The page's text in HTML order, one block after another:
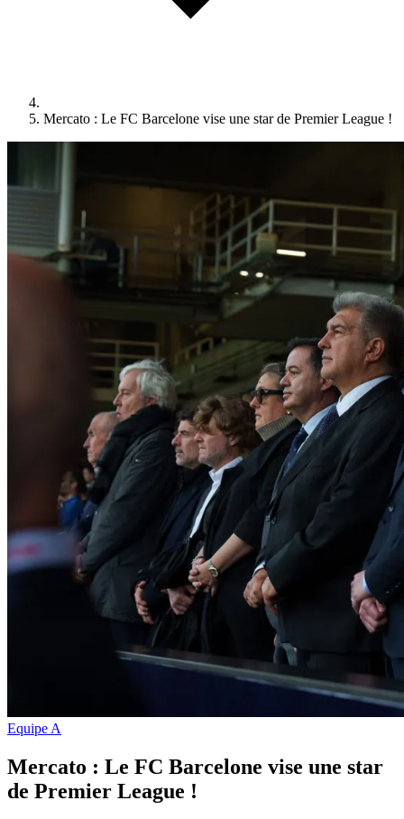
Mercato : Le FC Barcelone vise une star de Premier League !
Equipe A
Mercato : Le FC Barcelone vise une star
de Premier League !